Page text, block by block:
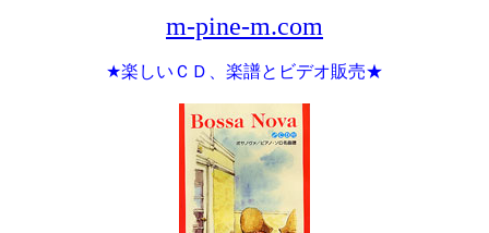
m-pine-m.com
★楽しいＣＤ、楽譜とビデオ販売★